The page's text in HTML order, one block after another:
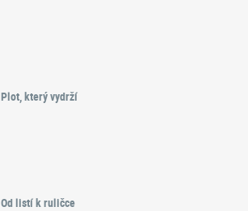
Plot, který vydrží
Od listí k ruličce